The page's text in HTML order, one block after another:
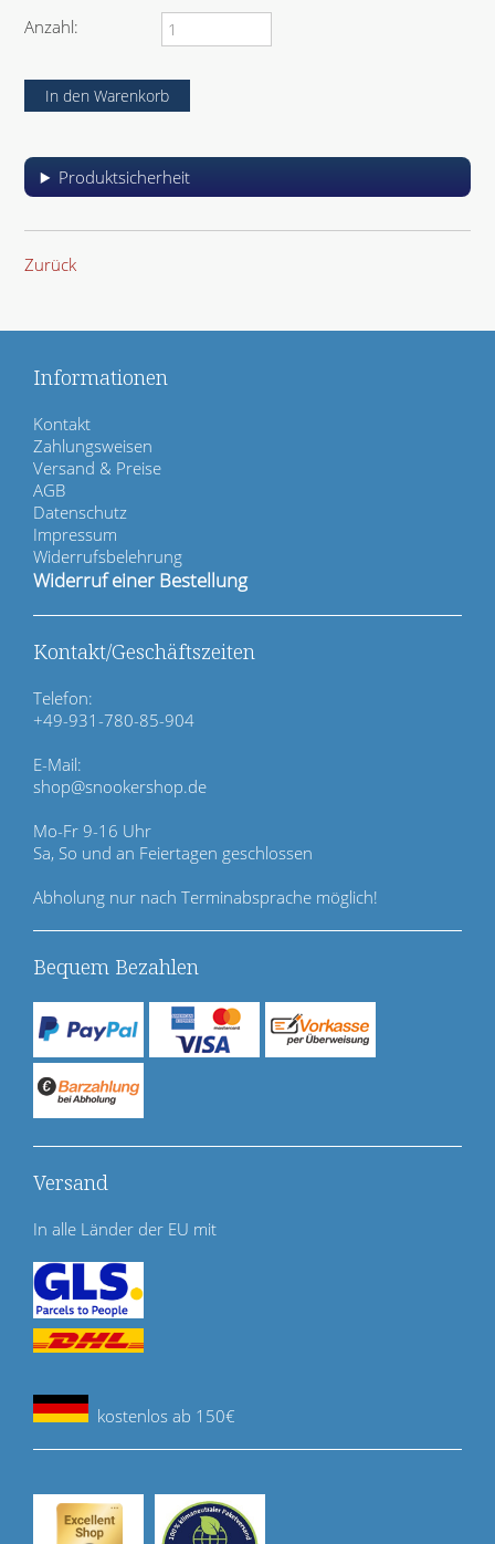
e
Anzahl:
Produktsicherheit
Zurück
Informationen
N
a
v
i
g
a
t
i
n
ü
b
e
r
s
p
r
i
n
g
e
n
Kontakt
Zahlungsweisen
Versand & Preise
AGB
Datenschutz
Impressum
Widerrufsbelehrung
Widerruf einer Bestellung
Kontakt/Geschäftszeiten
Telefon:
+49-931-780-85-904
E-Mail:
shop@snookershop.de
Mo-Fr 9-16 Uhr
Sa, So und an Feiertagen geschlossen
Abholung nur nach Terminabsprache möglich!
Bequem Bezahlen
Versand
In alle Länder der EU mit
kostenlos ab 150€